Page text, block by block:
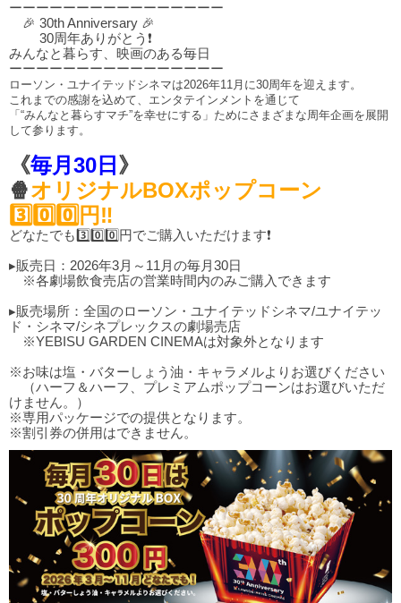
ーーーーーーーーーーーーーーーー
🎉 30th Anniversary 🎉
30周年ありがとう❗
みんなと暮らす、映画のある毎日
ーーーーーーーーーーーーーーーー
ローソン・ユナイテッドシネマは2026年11月に30周年を迎えます。
これまでの感謝を込めて、エンタテインメントを通じて
「“みんなと暮らすマチ”を幸せにする」ためにさまざまな周年企画を展開
して参ります。
《毎月30日 》
🍿オリジナルBOXポップコーン
3️⃣0️⃣0️⃣円‼️
どなたでも3️⃣0️⃣0️⃣円でご購入いただけます❗
▸販売日：2026年3月～11月の毎月30日
※各劇場飲食売店の営業時間内のみご購入できます
▸販売場所：全国のローソン・ユナイテッドシネマ/ユナイテッ
ド・シネマ/シネプレックスの劇場売店
※YEBISU GARDEN CINEMAは対象外となります
※お味は塩・バターしょう油・キャラメルよりお選びください
（ハーフ＆ハーフ、プレミアムポップコーンはお選びいただ
けません。）
※専用パッケージでの提供となります。
※割引券の併用はできません。